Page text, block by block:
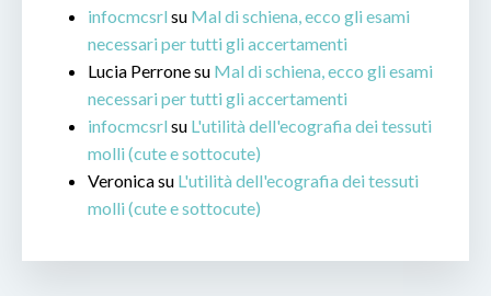
infocmcsrl su Mal di schiena, ecco gli esami
necessari per tutti gli accertamenti
Lucia Perronesu Mal di schiena, ecco gli esami
necessari per tutti gli accertamenti
infocmcsrl su L'utilità dell'ecografia dei tessuti
molli (cute e sottocute)
Veronicasu L'utilità dell'ecografia dei tessuti
molli (cute e sottocute)